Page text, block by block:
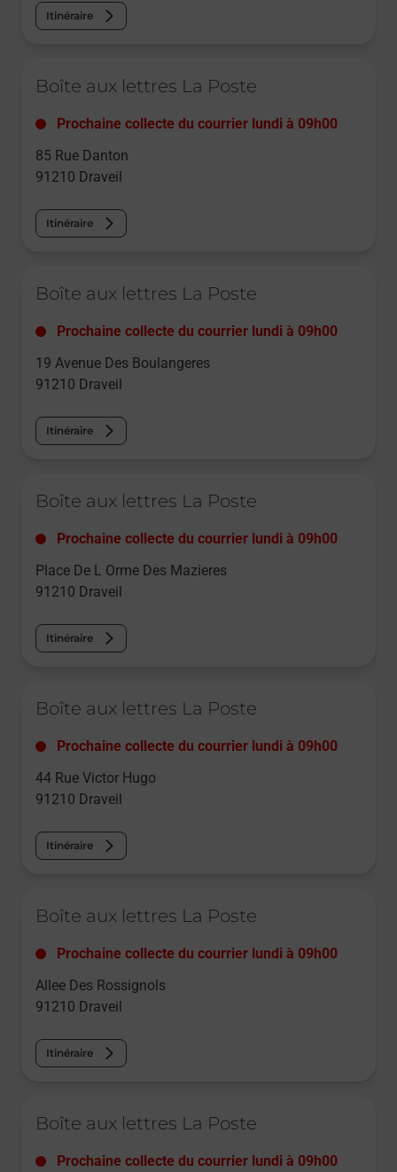
Itinéraire
Boîte aux lettres La Poste
Prochaine collecte du courrier lundi à 09h00
85 Rue Danton
91210 Draveil
Itinéraire
Boîte aux lettres La Poste
Prochaine collecte du courrier lundi à 09h00
19 Avenue Des Boulangeres
91210 Draveil
Itinéraire
Boîte aux lettres La Poste
Prochaine collecte du courrier lundi à 09h00
Place De L Orme Des Mazieres
91210 Draveil
Itinéraire
Boîte aux lettres La Poste
Prochaine collecte du courrier lundi à 09h00
44 Rue Victor Hugo
91210 Draveil
Itinéraire
Boîte aux lettres La Poste
Prochaine collecte du courrier lundi à 09h00
Allee Des Rossignols
91210 Draveil
Itinéraire
Boîte aux lettres La Poste
Prochaine collecte du courrier lundi à 09h00